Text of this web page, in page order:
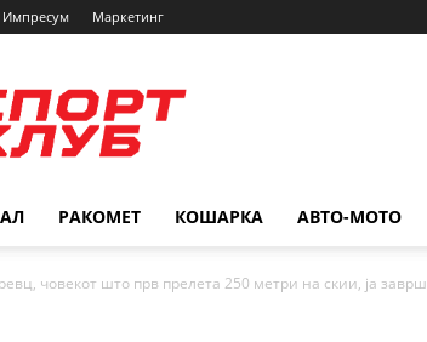
Импресум Маркетинг
РАКОМЕТ КОШАРКА АВТО-МОТО
човекот што прв прелета 250 метри на скии, ја